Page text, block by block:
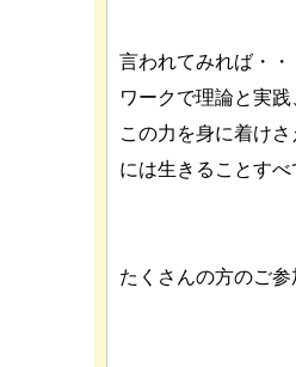
言われてみれば・
ワークで理論と実践
この力を身に着け
には生きることすべ
たくさんの方のご参